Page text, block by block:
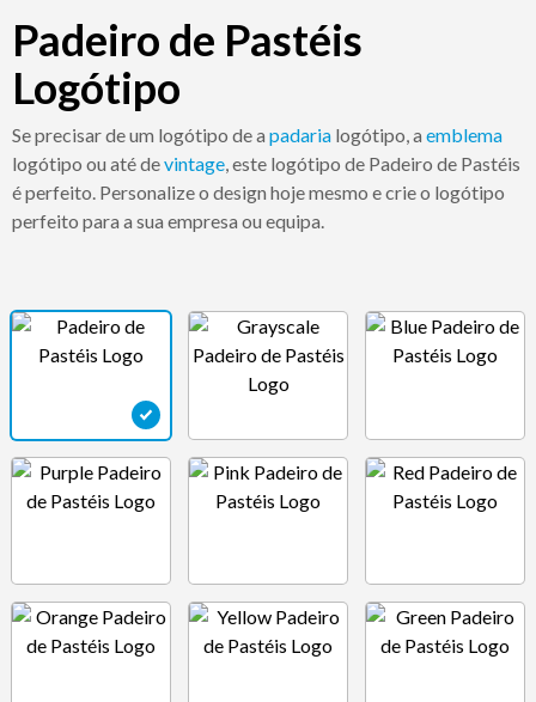
Padeiro de Pastéis
Logótipo
Se precisar de um logótipo de a padaria logótipo, a emblema
logótipo ou até devintage, este logótipo de Padeiro de Pastéis
é perfeito. Personalize o design hoje mesmo e crie o logótipo
perfeito para a sua empresa ou equipa.